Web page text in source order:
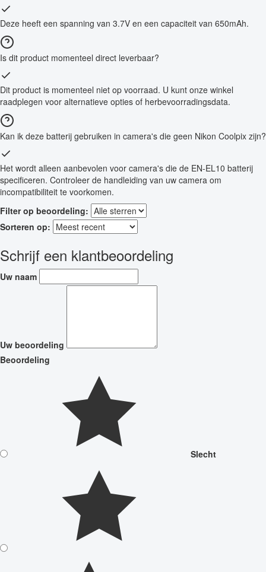
Deze heeft een spanning van 3.7V en een capaciteit van 650mAh.
Is dit product momenteel direct leverbaar?
Dit product is momenteel niet op voorraad. U kunt onze winkel
raadplegen voor alternatieve opties of herbevoorradingsdata.
Kan ik deze batterij gebruiken in camera's die geen Nikon Coolpix zijn?
Het wordt alleen aanbevolen voor camera's die de EN-EL10 batterij
specificeren. Controleer de handleiding van uw camera om
incompatibiliteit te voorkomen.
Filter op beoordeling:
Sorteren op:
Schrijf een klantbeoordeling
Uw naam
Uw beoordeling
Beoordeling
Slecht